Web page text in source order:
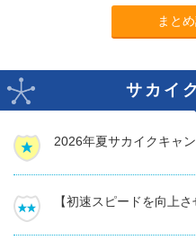
まと
サカイ
2026年夏サカイクキャン
【初速スピードを向上